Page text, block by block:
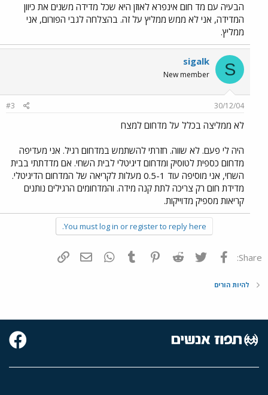
הבעיה עם מד חום אינפרא לאוזן היא שכל מדידה משנים את כיוון
המדידה, אני לא ממש ממליץ על זה. בהצלחה לגבי הפורום, אני
ממליץ.
S
sigalk
New member
30/12/04
#3
לא ממליצה בכלל על מדחום למצח
היה לי פעם. לא שווה. חזרתי להשתמש במדחום רגיל. אני מעדיפה
מדחום כספית לטוסיק ומדחום דיגיטלי לבית השחי. אם מדדתתי בבית
השחי, אני מוסיפה עוד 0.5-1 מעלות לקריאה של המדחום הדיגיטלי.
מדידת חום רק צריכה לתת קנה מידה. והמדחומים הרגילים נותנים
קריאות מספיק מדוייקות.
You must log in or register to reply here.
Share: פייסבוק Twitter
Reddit
Pinterest
Tumblr
WhatsAppדואר אלקטרוני
להיות הורים